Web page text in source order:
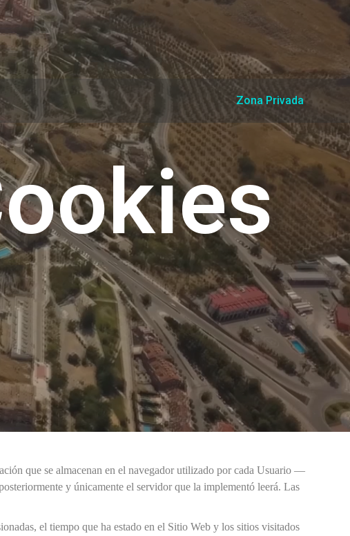
Zona Privada
que se almacenan en el navegador utilizado por cada Usuario —
y únicamente el servidor que la implementó leerá. Las
el tiempo que ha estado en el Sitio Web y los sitios visitados